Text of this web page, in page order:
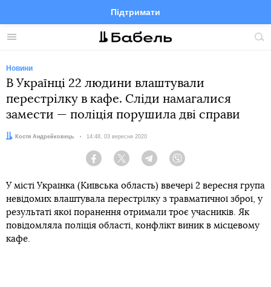
Меню
Підтримати
FacebookTelegramTwitter
Новини
В Українці 22 людини влаштували
перестрілку в кафе. Сліди намагалися
замести — поліція порушила дві справи
Автор:Костя Андрейковець Дата:
14:48, 03 вересня 2020
Facebook Twitter Telegram
У місті Українка (Київська область) ввечері 2 вересня група
невідомих влаштувала перестрілку з травматичної зброї, у
результаті якої поранення отримали троє учасників. Як
повідомляла поліція області, конфлікт виник в місцевому
кафе.